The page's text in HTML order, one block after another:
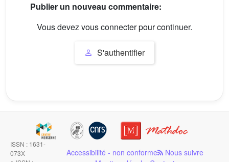
Publier un nouveau commentaire:
Vous devez vous connecter pour continuer.
S'authentifier
ISSN : 1631-
073X
Accessibilité - non conforme Nous suivre